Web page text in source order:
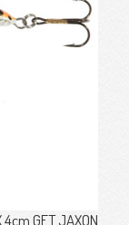
4cm GFT JAXON